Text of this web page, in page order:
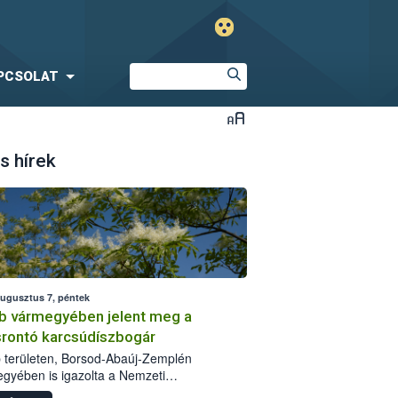
hírek
7, péntek
vármegyében jelent meg a
karcsúdíszbogár
területen, Borsod-Abaúj-Zemplén
is igazolta a Nemzeti
biztonsági Hivatal (Nébih) a